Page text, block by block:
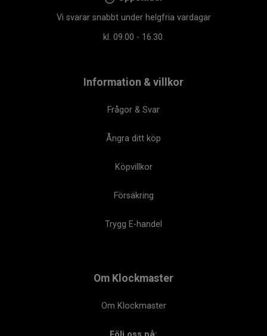
Vi svarar snabbt under helgfria vardagar
kl. 09.00 - 16.30.
Information & villkor
Frågor & Svar
Ångra ditt köp
Köpvillkor
Försäkring
Trygg E-handel
Om Klockmaster
Om Klockmaster